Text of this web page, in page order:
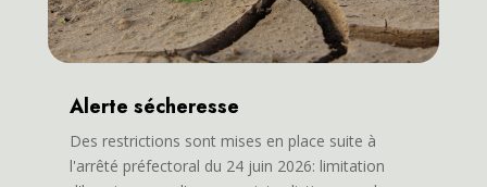
Alerte sécheresse
Des restrictions sont mises en place suite à
l'arrêté préfectoral du 24 juin 2026: limitation